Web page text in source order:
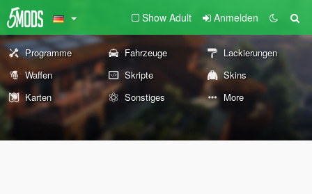
Show Adult Anmelden
Programme Fahrzeuge
Lackierungen
Waffen
Skripte
Skins
Karten
Sonstiges More